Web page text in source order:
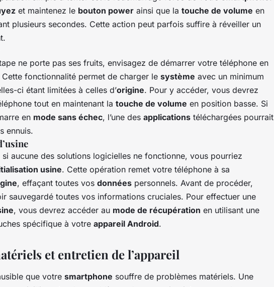
et maintenez le bouton power ainsi que la touche de volume en
plusieurs secondes. Cette action peut parfois suffire à réveiller un
ne porte pas ses fruits, envisagez de démarrer votre téléphone en
Cette fonctionnalité permet de charger le système avec un minimum
ci étant limitées à celles d’origine. Pour y accéder, vous devrez
tout en maintenant la touche de volume en position basse. Si
en mode sans échec, l’une des applications téléchargées pourrait
ennuis.
aucune des solutions logicielles ne fonctionne, vous pourriez
usine. Cette opération remet votre téléphone à sa
, effaçant toutes vos données personnels. Avant de procéder,
sauvegardé toutes vos informations cruciales. Pour effectuer une
, vous devrez accéder au mode de récupération en utilisant une
spécifique à votre appareil Android.
et entretien de l’appareil
que votre smartphone souffre de problèmes matériels. Une